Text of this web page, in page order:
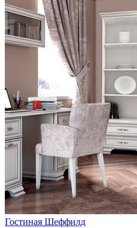
Гостиная Шеффилд